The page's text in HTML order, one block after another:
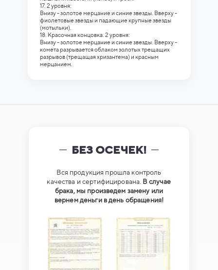
17. 2 уровня:
Внизу - золотое мерцание и синие звезды. Вверху -
фиолетовые звезды и падающие крупные звезды
(мотыльки).
18. Красочная концовка. 2 уровня:
Внизу - золотое мерцание и синие звезды. Вверху -
комета разрывается облаком золотых трещащих
разрывов (трещащая хризантема) и красным
мерцанием.
БЕЗ ОСЕЧЕК!
Вся продукция прошла контроль
качества и сертифицирована. В случае
брака, мы произведем замену или
вернем деньги в день обращения!